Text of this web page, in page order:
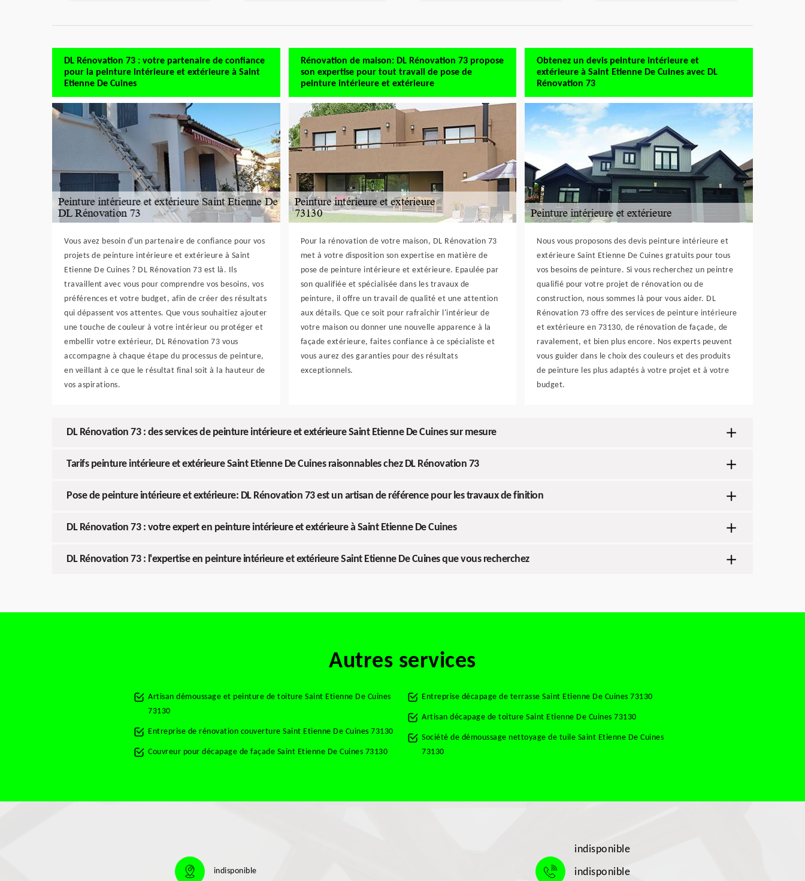
DL Rénovation 73 : votre partenaire de confiance
pour la peinture intérieure et extérieure à Saint
Etienne De Cuines
Vous avez besoin d'un partenaire de confiance pour vos
projets de peinture intérieure et extérieure à Saint
Etienne De Cuines ? DL Rénovation 73 est là. Ils
travaillent avec vous pour comprendre vos besoins, vos
préférences et votre budget, afin de créer des résultats
qui dépassent vos attentes. Que vous souhaitiez ajouter
une touche de couleur à votre intérieur ou protéger et
embellir votre extérieur, DL Rénovation 73 vous
accompagne à chaque étape du processus de peinture,
en veillant à ce que le résultat final soit à la hauteur de
vos aspirations.
Rénovation de maison: DL Rénovation 73 propose
son expertise pour tout travail de pose de
peinture intérieure et extérieure
Pour la rénovation de votre maison, DL Rénovation 73
met à votre disposition son expertise en matière de
pose de peinture intérieure et extérieure. Epaulée par
son qualifiée et spécialisée dans les travaux de
peinture, il offre un travail de qualité et une attention
aux détails. Que ce soit pour rafraîchir l'intérieur de
votre maison ou donner une nouvelle apparence à la
façade extérieure, faites confiance à ce spécialiste et
vous aurez des garanties pour des résultats
exceptionnels.
Obtenez un devis peinture intérieure et
extérieure à Saint Etienne De Cuines avec DL
Rénovation 73
Nous vous proposons des devis peinture intérieure et
extérieure Saint Etienne De Cuines gratuits pour tous
vos besoins de peinture. Si vous recherchez un peintre
qualifié pour votre projet de rénovation ou de
construction, nous sommes là pour vous aider. DL
Rénovation 73 offre des services de peinture intérieure
et extérieure en 73130, de rénovation de façade, de
ravalement, et bien plus encore. Nos experts peuvent
vous guider dans le choix des couleurs et des produits
de peinture les plus adaptés à votre projet et à votre
budget.
DL Rénovation 73 : des services de peinture intérieure et extérieure Saint Etienne De Cuines sur mesure
Tarifs peinture intérieure et extérieure Saint Etienne De Cuines raisonnables chez DL Rénovation 73
Pose de peinture intérieure et extérieure: DL Rénovation 73 est un artisan de référence pour les travaux de finition
DL Rénovation 73 : votre expert en peinture intérieure et extérieure à Saint Etienne De Cuines
DL Rénovation 73 : l'expertise en peinture intérieure et extérieure Saint Etienne De Cuines que vous recherchez
Autres services
Artisan démoussage et peinture de toiture Saint Etienne De Cuines
73130
Entreprise de rénovation couverture Saint Etienne De Cuines 73130
Couvreur pour décapage de façade Saint Etienne De Cuines 73130
Entreprise décapage de terrasse Saint Etienne De Cuines 73130
Artisan décapage de toiture Saint Etienne De Cuines 73130
Société de démoussage nettoyage de tuile Saint Etienne De Cuines
73130
indisponible
indisponible
indisponible